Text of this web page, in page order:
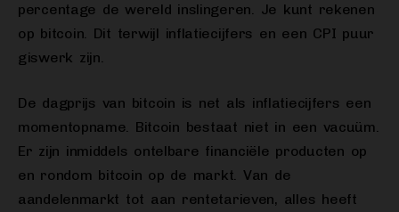
percentage de wereld inslingeren. Je kunt rekenen
op bitcoin. Dit terwijl inflatiecijfers en een CPI puur
giswerk zijn.
De dagprijs van bitcoin is net als inflatiecijfers een
momentopname. Bitcoin bestaat niet in een vacuüm.
Er zijn inmiddels ontelbare financiële producten op
en rondom bitcoin op de markt. Van de
aandelenmarkt tot aan rentetarieven, alles heeft